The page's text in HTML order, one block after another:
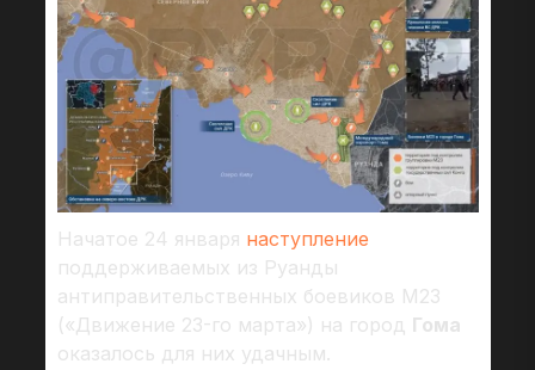
Начатое 24 января наступление
поддерживаемых из Руанды
антиправительственных боевиков М23
(«Движение 23-го марта») на город Гома
оказалось для них удачным.